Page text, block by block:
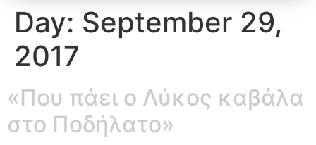
Day: September 29,
2017
«Που πάει ο Λύκος καβάλα
στο Ποδήλατο»